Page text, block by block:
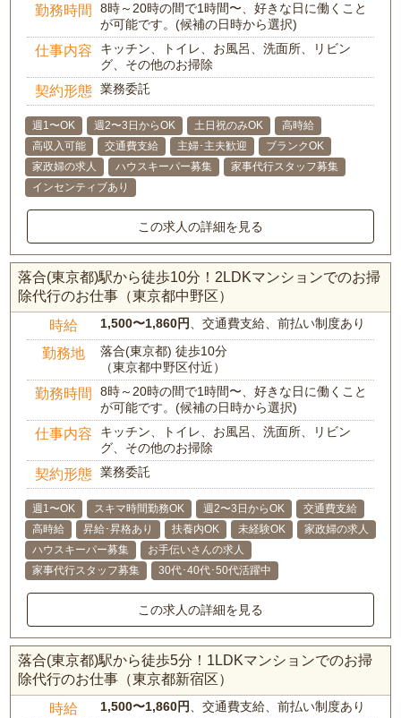
勤務時間
8時～20時の間で1時間〜、好きな日に働くこと
が可能です。(候補の日時から選択)
仕事内容
キッチン、トイレ、お風呂、洗面所、リビン
グ、その他のお掃除
契約形態 業務委託
週1〜OK 週2〜3日からOK 土日祝のみOK
高時給
高収入可能
交通費支給 主婦･主夫歓迎
ブランクOK
家政婦の求人
ハウスキーパー募集
家事代行スタッフ募集
インセンティブあり
この求人の詳細を見る
落合(東京都)駅から徒歩10分！2LDKマンションでのお掃
除代行のお仕事（東京都中野区）
時給 1,500〜1,860円、交通費支給、前払い制度あり
勤務地
落合(東京都) 徒歩10分
（東京都中野区付近）
勤務時間
8時～20時の間で1時間〜、好きな日に働くこと
が可能です。(候補の日時から選択)
仕事内容
キッチン、トイレ、お風呂、洗面所、リビン
グ、その他のお掃除
契約形態 業務委託
週1〜OK スキマ時間勤務OK 週2〜3日からOK
交通費支給
高時給
昇給･昇格あり 扶養内OK 未経験OK
家政婦の求人
ハウスキーパー募集
お手伝いさんの求人
家事代行スタッフ募集
30代･40代･50代活躍中
この求人の詳細を見る
落合(東京都)駅から徒歩5分！1LDKマンションでのお掃
除代行のお仕事（東京都新宿区）
時給 1,500〜1,860円、交通費支給、前払い制度あり